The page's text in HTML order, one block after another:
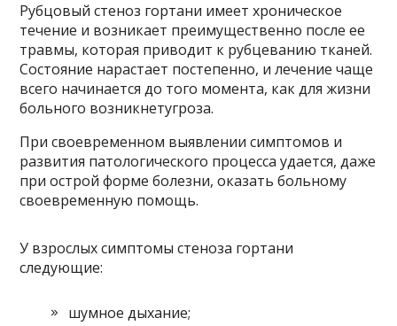
Рубцовый стеноз гортани имеет хроническое
течение и возникает преимущественно после ее
травмы, которая приводит к рубцеванию тканей.
Состояние нарастает постепенно, и лечение чаще
всего начинается до того момента, как для жизни
больного возникнетугроза.
При своевременном выявлении симптомов и
развития патологического процесса удается, даже
при острой форме болезни, оказать больному
своевременную помощь.
У взрослых симптомы стеноза гортани
следующие:
шумное дыхание;